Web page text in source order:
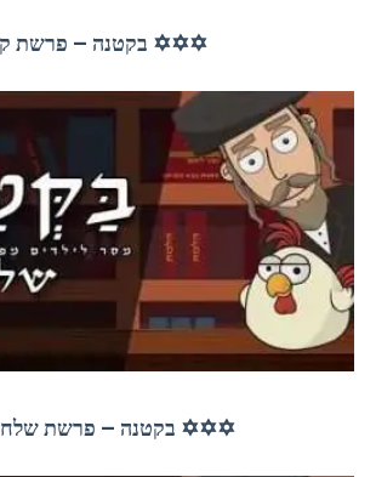
✡✡✡ בקטנה – פרשת קרח לילדים ✡✡✡
✡✡✡ בקטנה – פרשת שלח לך לילדים ✡✡✡